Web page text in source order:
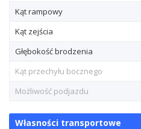
Kąt rampowy
Kąt zejścia
Głębokość brodzenia
Kąt przechyłu bocznego
Możliwość podjazdu
Własności transportowe